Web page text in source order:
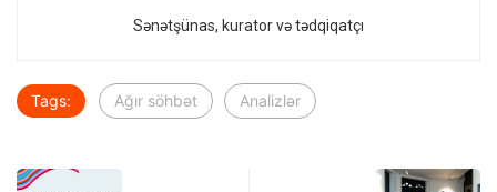
Sənətşünas, kurator və tədqiqatçı
Tags: Ağır söhbət Analizlər